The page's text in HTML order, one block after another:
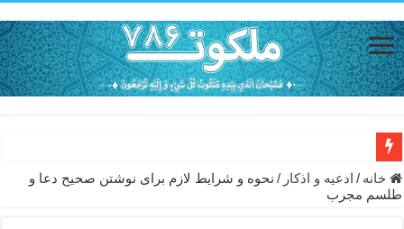
دعای حفظ جان خانواده از بلا در سفر – دعای دفع بلا در قرآن
دعای مجرب برای رفع گرفتاری – ذکر قوی برای جلوگیری از اندوه و
خانه / ادعيه و اذكار / نحوه و شرایط لازم برای نوشتن صحیح دعا و
طلسم مجرب